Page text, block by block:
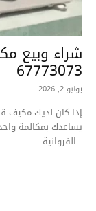
شراء وبيع
67773073
يونيو 2, 2026
إذا كان لديك مكيف
يساعدك بمكالمة
الفروانية...